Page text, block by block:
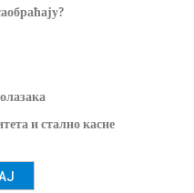
и стално касне